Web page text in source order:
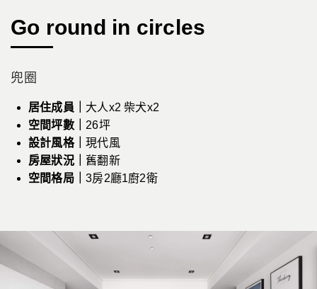
Go round in circles
兜圈
居住成員｜ 大人x2 柴犬x2
空間坪數｜ 26坪
設計風格｜現代風
房屋狀況｜ 舊翻新
空間格局｜3房2廳1廚2衛